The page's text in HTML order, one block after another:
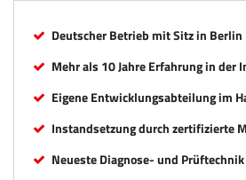
Deutscher Betrieb mit Sitz in Berlin
Mehr als 10 Jahre Erfahrung in der
Eigene Entwicklungsabteilung im
Instandsetzung durch zertifizierte
Neueste Diagnose- und